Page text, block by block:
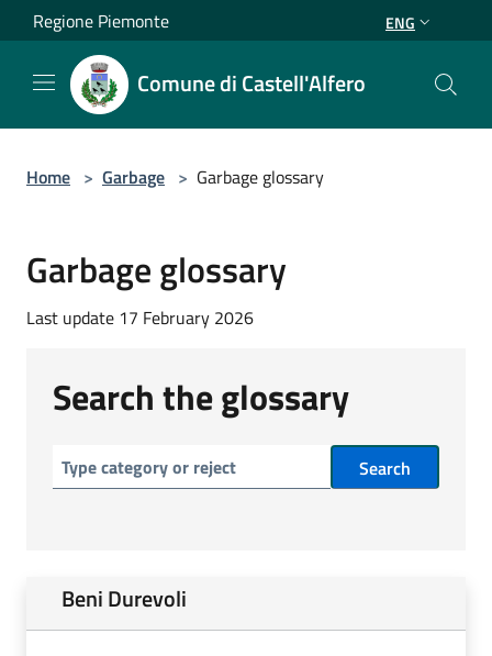
Salta al contenuto principale
Regione Piemonte ENG
Comune di Castell'Alfero
Home > Garbage > Garbage glossary
Garbage glossary
Last update 17 February 2026
Search the glossary
Search
Beni Durevoli